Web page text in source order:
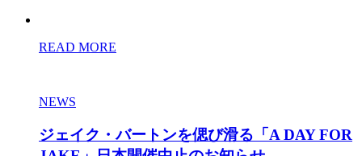
READ MORE
NEWS
ジェイク・バートンを偲び滑る「A DAY FOR